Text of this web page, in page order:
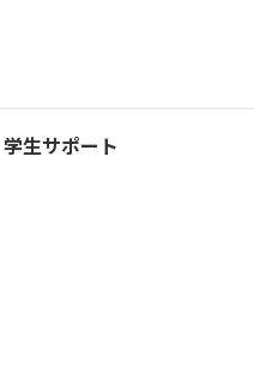
学生サポート